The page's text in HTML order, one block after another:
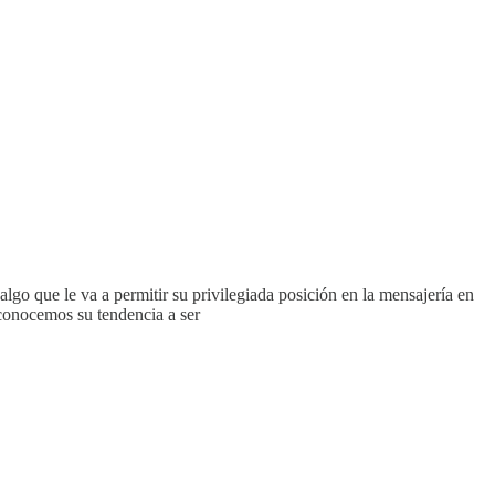
que le va a permitir su privilegiada posición en la mensajería en
su tendencia a ser